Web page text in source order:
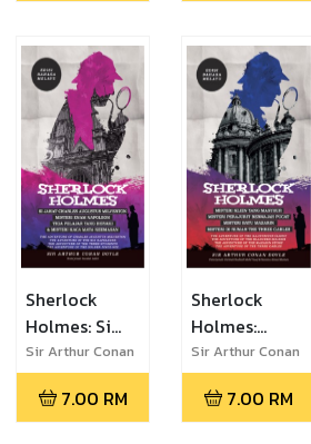
Masalah
Terakhir -
Edisi Bahasa
Melayu
Norwood &
Rahsia Orang
Menari - Edisi
Bahasa
Melayu
Sherlock
Holmes: Si
Jahat Charles
Augustus
Milverton,
Sir Arthur Conan
Doyle
7.00 RM
Sherlock
Holmes:
Misteri Klien
yang Masyhur,
Misteri
Sir Arthur Conan
Doyle
7.00 RM